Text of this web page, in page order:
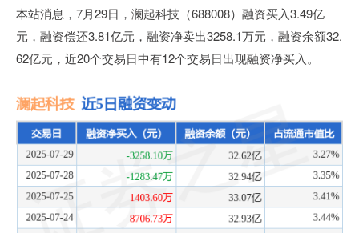
本站消息，7月29日，澜起科技（688008）融资买入3.49亿
元，融资偿还3.81亿元，融资净卖出3258.1万元，融资余额32.
62亿元，近20个交易日中有12个交易日出现融资净买入。